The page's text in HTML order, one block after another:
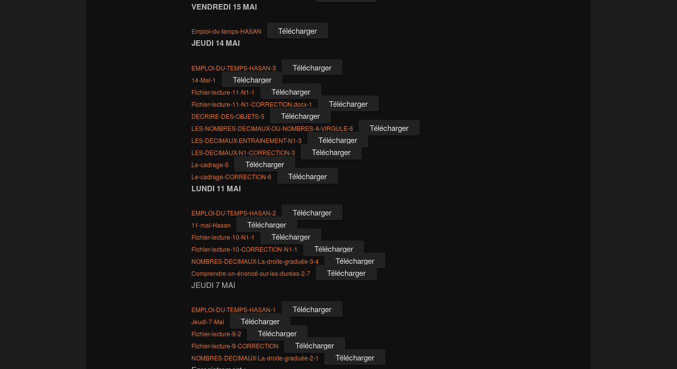
VENDREDI 15 MAI
Emploi-du-temps-HASAN Télécharger
JEUDI 14 MAI
EMPLOI-DU-TEMPS-HASAN-3 Télécharger
14-Mai-1 Télécharger
Fichier-lecture-11-N1-1 Télécharger
Fichier-lecture-11-N1-CORRECTION.docx-1 Télécharger
DECRIRE-DES-OBJETS-5 Télécharger
LES-NOMBRES-DECIMAUX-OU-NOMBRES-A-VIRGULE-6 Télécharger
LES-DECIMAUX-ENTRAINEMENT-N1-3 Télécharger
LES-DECIMAUX-N1-CORRECTION-3 Télécharger
Le-cadrage-5 Télécharger
Le-cadrage-CORRECTION-6 Télécharger
LUNDI 11 MAI
EMPLOI-DU-TEMPS-HASAN-2 Télécharger
11-mai-Hasan Télécharger
Fichier-lecture-10-N1-1 Télécharger
Fichier-lecture-10-CORRECTION-N1-1 Télécharger
NOMBRES-DECIMAUX-La-droite-graduée-3-4 Télécharger
Comprendre-un-énoncé-sur-les-durées-2-7
Télécharger
JEUDI 7 MAI
EMPLOI-DU-TEMPS-HASAN-1 Télécharger
Jeudi-7-Mai Télécharger
Fichier-lecture-9-2 Télécharger
Fichier-lecture-9-CORRECTION Télécharger
NOMBRES-DECIMAUX-La-droite-graduée-2-1
Télécharger